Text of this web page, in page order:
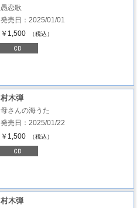
愚恋歌
発売日：2025/01/01
￥1,500
（税込）
村木弾
母さんの海うた
発売日：2025/01/22
￥1,500
（税込）
村木弾